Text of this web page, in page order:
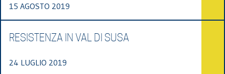
15 AGOSTO 2019
RESISTENZA IN VAL DI SUSA
24 LUGLIO 2019